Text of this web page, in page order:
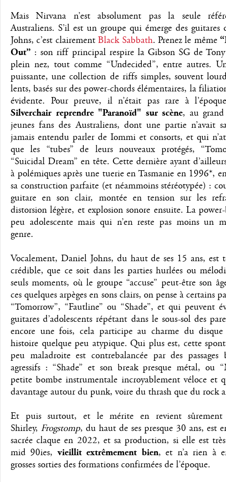
Mais Nirvana n’est absolument pas la seule
Australiens. S’il est un groupe qui émerge des guitares
Johns, c’est clairementBlack Sabbath. Prenez le même
Out” : son riff principal respire la Gibson SG de
plein nez, tout comme “Undecided”, entre autres.
puissante, une collection de riffs simples, souvent
lents, basés sur des power-chords élémentaires, la
évidente. Pour preuve, il n’était pas rare à
Silverchair reprendre "Paranoïd" sur scène, au
jeunes fans des Australiens, dont une partie n’avait
jamais entendu parler de Iommi et consorts, et qui
que les “tubes” de leurs nouveaux protégés,
“Suicidal Dream” en tête. Cette dernière ayant
à polémiques après une tuerie en Tasmanie en 1996*,
sa construction parfaite (et néammoins stéréotypée) :
guitare en son clair, montée en tension sur les
distorsion légère, et explosion sonore ensuite. La
peu adolescente mais qui n’en reste pas moins un
genre.
Vocalement, Daniel Johns, du haut de ses 15 ans, est
crédible, que ce soit dans les parties hurlées ou
seuls moments, où le groupe “accuse” peut-être son
ces quelques arpèges en sons clairs, on pense à certains
“Tomorrow”, “Fautline” ou “Shade”, et qui peuvent
guitares d’adolescents répétant dans le sous-sol des
encore une fois, cela participe au charme du
histoire quelque peu atypique. Qui plus est, cette
peu maladroite est contrebalancée par des passages
agressifs : “Shade” et son break presque métal, ou
petite bombe instrumentale incroyablement véloce et
davantage autour du punk, voire du thrash que du rock
Et puis surtout, et le mérite en revient
Shirley, Frogstomp, du haut de ses presque 30 ans, est
sacrée claque en 2022, et sa production, si elle est
mid 90ies,vieillit extrêmement bien, et n’a rien à
grosses sorties des formations confirmées de l’époque.